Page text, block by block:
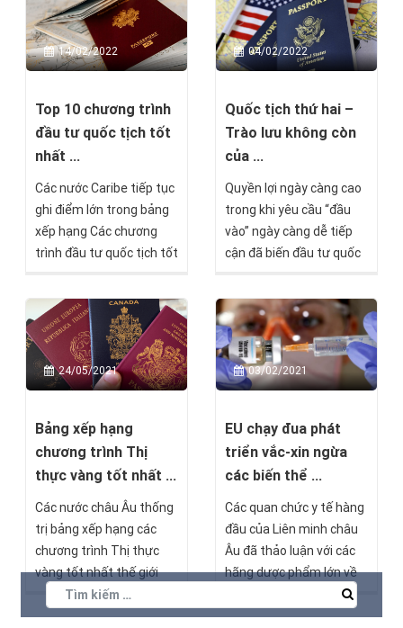
người vẫn còn thắc mắc:
New Zealand thuộc châu
nào? New Zealand thuộc
ở đâu trên bản đồ thế
giới?
14/02/2022
Top 10 chương trình
đầu tư quốc tịch tốt
nhất ...
Các nước Caribe tiếp tục
ghi điểm lớn trong bảng
xếp hạng Các chương
trình đầu tư quốc tịch tốt
Citizenship.
04/02/2022
Quốc tịch thứ hai –
Trào lưu không còn
của ...
Quyền lợi ngày càng cao
trong khi yêu cầu “đầu
vào” ngày càng dễ tiếp
cận đã biến đầu tư quốc
một trào lưu hấp dẫn với
cả cấp trung lưu, vươn
rộng tới cả các nước
đang phát triển như Việt
Nam.
24/05/2021
Bảng xếp hạng
chương trình Thị
thực vàng tốt nhất ...
Các nước châu Âu thống
trị bảng xếp hạng các
chương trình Thị thực
vàng tốt nhất thế giới
năm 2021. Trong đó có
Bồ Đào Nha đứng đầu
03/02/2021
EU chạy đua phát
triển vắc-xin ngừa
các biến thể ...
Các quan chức y tế hàng
đầu của Liên minh châu
Âu đã thảo luận với các
hãng dược phẩm lớn về
việc phải chạy đua với
thời gian và virus, nhanh